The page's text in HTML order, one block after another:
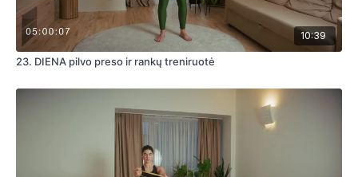
10:39
23. DIENA pilvo preso ir rankų treniruotė